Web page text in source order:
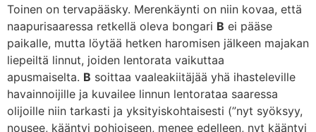
Toinen on tervapääsky. Merenkäynti on niin kovaa, että
naapurisaaressa retkellä oleva bongari B ei pääse
paikalle, mutta löytää hetken haromisen jälkeen majakan
liepeiltä linnut, joiden lentorata vaikuttaa
apusmaiselta. B soittaa vaaleakiitäjää yhä ihasteleville
havainnoijille ja kuvailee linnun lentorataa saaressa
olijoille niin tarkasti ja yksityiskohtaisesti (”nyt syöksyy,
nousee, kääntyi pohjoiseen, menee edelleen, nyt kääntyi